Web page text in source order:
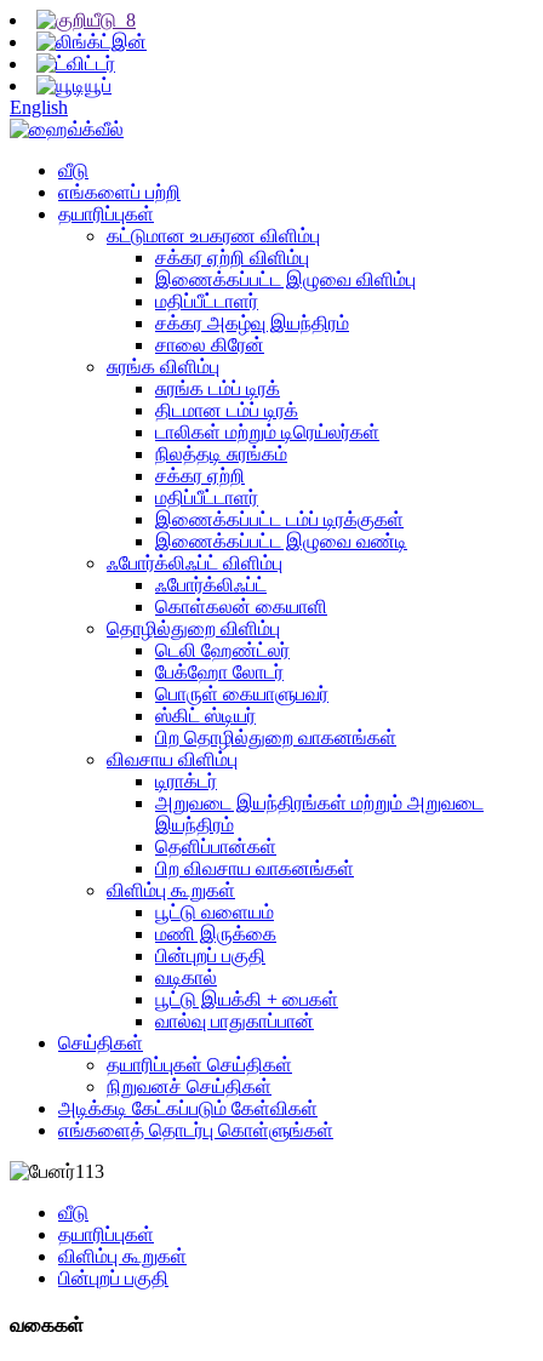
English
வீடு
எங்களைப் பற்றி
தயாரிப்புகள்
கட்டுமான உபகரண விளிம்பு
சக்கர ஏற்றி விளிம்பு
இணைக்கப்பட்ட இழுவை விளிம்பு
மதிப்பீட்டாளர்
சக்கர அகழ்வு இயந்திரம்
சாலை கிரேன்
சுரங்க விளிம்பு
சுரங்க டம்ப் டிரக்
திடமான டம்ப் டிரக்
டாலிகள் மற்றும் டிரெய்லர்கள்
நிலத்தடி சுரங்கம்
சக்கர ஏற்றி
மதிப்பீட்டாளர்
இணைக்கப்பட்ட டம்ப் டிரக்குகள்
இணைக்கப்பட்ட இழுவை வண்டி
ஃபோர்க்லிஃப்ட் விளிம்பு
ஃபோர்க்லிஃப்ட்
கொள்கலன் கையாளி
தொழில்துறை விளிம்பு
டெலி ஹேண்ட்லர்
பேக்ஹோ லோடர்
பொருள் கையாளுபவர்
ஸ்கிட் ஸ்டியர்
பிற தொழில்துறை வாகனங்கள்
விவசாய விளிம்பு
டிராக்டர்
அறுவடை இயந்திரங்கள் மற்றும் அறுவடை
இயந்திரம்
தெளிப்பான்கள்
பிற விவசாய வாகனங்கள்
விளிம்பு கூறுகள்
பூட்டு வளையம்
மணி இருக்கை
பின்புறப் பகுதி
வடிகால்
பூட்டு இயக்கி + பைகள்
வால்வு பாதுகாப்பான்
செய்திகள்
தயாரிப்புகள் செய்திகள்
நிறுவனச் செய்திகள்
அடிக்கடி கேட்கப்படும் கேள்விகள்
எங்களைத் தொடர்பு கொள்ளுங்கள்
வீடு
தயாரிப்புகள்
விளிம்பு கூறுகள்
பின்புறப் பகுதி
வகைகள்